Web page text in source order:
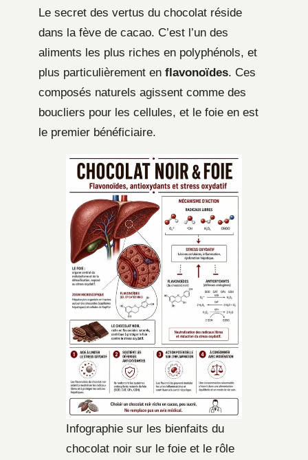
Le secret des vertus du chocolat réside
dans la fève de cacao. C’est l’un des
aliments les plus riches en polyphénols, et
plus particulièrement en flavonoïdes. Ces
composés naturels agissent comme des
boucliers pour les cellules, et le foie en est
le premier bénéficiaire.
Infographie sur les bienfaits du
chocolat noir sur le foie et le rôle